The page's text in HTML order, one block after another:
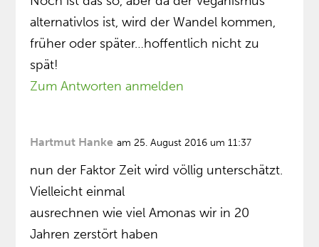
alternativlos ist, wird der Wandel kommen,
früher oder später…hoffentlich nicht zu
spät!
Zum Antworten anmelden
Hartmut Hanke am 25. August 2016 um 11:37
nun der Faktor Zeit wird völlig unterschätzt.
Vielleicht einmal
ausrechnen wie viel Amonas wir in 20
Jahren zerstört haben